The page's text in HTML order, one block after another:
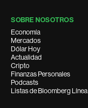
SOBRE NOSOTROS
Economía
Mercados
Dólar Hoy
Actualidad
Cripto
Finanzas Personales
Podcasts
Listas de Bloomberg Línea